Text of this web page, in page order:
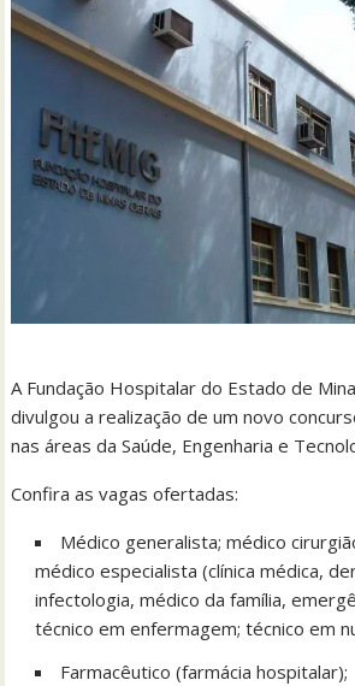
A Fundação Hospitalar do Estado de
divulgou a realização de um novo
nas áreas da Saúde, Engenharia e
Confira as vagas ofertadas:
Médico generalista; médico
médico especialista (clínica médica,
infectologia, médico da família,
técnico em enfermagem; técnico em
Farmacêutico (farmácia hospitalar);